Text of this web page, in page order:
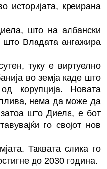
историјата, креирана
што на албански
што Владата ангажира
туку е виртуелно
во земја каде што
корупција. Новата
нема да може да
што Диела, е бот
го својот нов
Таквата слика го
до 2030 година.